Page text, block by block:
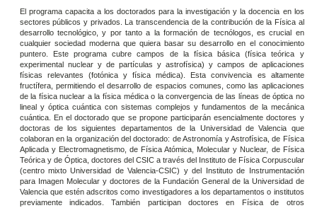
El programa capacita a los doctorados para la investigación y la docencia en los
sectores públicos y privados. La transcendencia de la contribución de la Física al
desarrollo tecnológico, y por tanto a la formación de tecnólogos, es crucial en
cualquier sociedad moderna que quiera basar su desarrollo en el conocimiento
puntero. Este programa cubre campos de la física básica (física teórica y
experimental nuclear y de partículas y astrofísica) y campos de aplicaciones
físicas relevantes (fotónica y física médica). Esta convivencia es altamente
fructífera, permitiendo el desarrollo de espacios comunes, como las aplicaciones
de la física nuclear a la física médica o la convergencia de las líneas de óptica no
lineal y óptica cuántica con sistemas complejos y fundamentos de la mecánica
cuántica. En el doctorado que se propone participarán esencialmente doctores y
doctoras de los siguientes departamentos de la Universidad de Valencia que
colaboran en la organización del doctorado: de Astronomía y Astrofísica, de Física
Aplicada y Electromagnetismo, de Física Atómica, Molecular y Nuclear, de Física
Teórica y de Óptica, doctores del CSIC a través del Instituto de Física Corpuscular
(centro mixto Universidad de Valencia-CSIC) y del Instituto de Instrumentación
para Imagen Molecular y doctores de la Fundación General de la Universidad de
Valencia que estén adscritos como investigadores a los departamentos o institutos
previamente indicados. También participan doctores en Física de otros